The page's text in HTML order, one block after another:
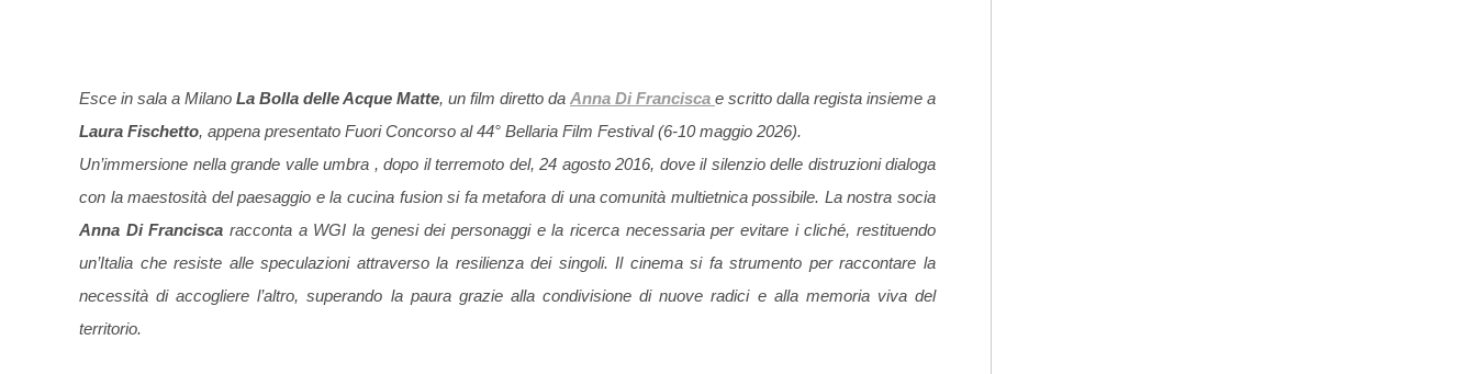
Esce in sala a Milano La Bolla delle Acque Matte, un film diretto da Anna Di Francisca e scritto dalla regista insieme a
Laura Fischetto, appena presentato Fuori Concorso al 44° Bellaria Film Festival (6-10 maggio 2026).
Un’immersione nella grande valle umbra , dopo il terremoto del, 24 agosto 2016, dove il silenzio delle distruzioni dialoga
con la maestosità del paesaggio e la cucina fusion si fa metafora di una comunità multietnica possibile. La nostra socia
Anna Di Francisca racconta a WGI la genesi dei personaggi e la ricerca necessaria per evitare i cliché, restituendo
un’Italia che resiste alle speculazioni attraverso la resilienza dei singoli. Il cinema si fa strumento per raccontare la
necessità di accogliere l’altro, superando la paura grazie alla condivisione di nuove radici e alla memoria viva del
territorio.